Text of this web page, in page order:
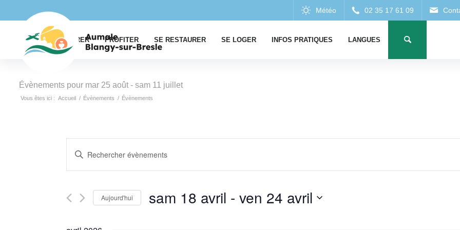
EXPLORER PROFITER SE RESTAURER SE LOGER INFOS PRATIQUES LANGUES
Évènements pour mar 25 août - sam 11 juillet
Vous êtes ici : Accueil / Évènements / Évènements
et
navigation
de
vues
Saisir
ÉvènementsAujourd'hui sam 18 avril - ven 24 avril